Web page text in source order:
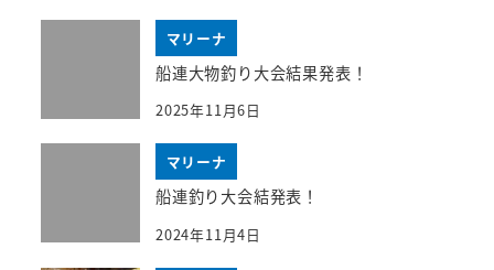
マリーナ
船連大物釣り大会結果発表！
2025年11月6日
マリーナ
船連釣り大会結発表！
2024年11月4日